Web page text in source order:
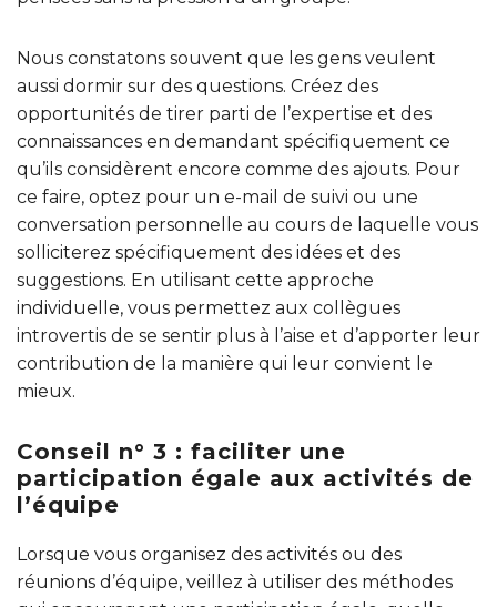
Nous constatons souvent que les gens veulent
aussi dormir sur des questions. Créez des
opportunités de tirer parti de l’expertise et des
connaissances en demandant spécifiquement ce
qu’ils considèrent encore comme des ajouts. Pour
ce faire, optez pour un e-mail de suivi ou une
conversation personnelle au cours de laquelle vous
solliciterez spécifiquement des idées et des
suggestions. En utilisant cette approche
individuelle, vous permettez aux collègues
introvertis de se sentir plus à l’aise et d’apporter leur
contribution de la manière qui leur convient le
mieux.
Conseil n° 3 : faciliter une
participation égale aux activités de
l’équipe
Lorsque vous organisez des activités ou des
réunions d’équipe, veillez à utiliser des méthodes